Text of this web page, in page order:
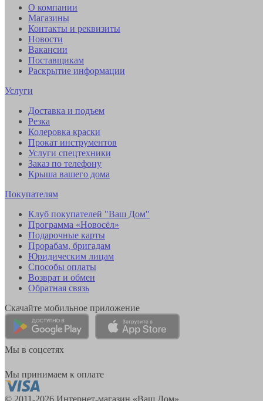
О компании
Магазины
Контакты и реквизиты
Новости
Вакансии
Поставщикам
Раскрытие информации
Услуги
Доставка и подъем
Резка
Колеровка краски
Прокат инструментов
Услуги спецтехники
Заказ по телефону
Крыша вашего дома
Покупателям
Клуб покупателей "Ваш Дом"
Программа «Новосёл»
Подарочные карты
Прорабам, бригадам
Юридическим лицам
Способы оплаты
Возврат и обмен
Обратная связь
Скачайте мобильное приложение
Мы в соцсетях
Мы принимаем к оплате